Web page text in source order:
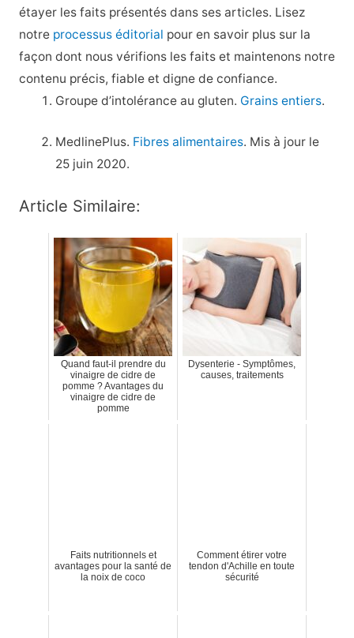
étayer les faits présentés dans ses articles. Lisez
notre processus éditorial pour en savoir plus sur la
façon dont nous vérifions les faits et maintenons notre
contenu précis, fiable et digne de confiance.
Groupe d’intolérance au gluten. Grains entiers.
MedlinePlus. Fibres alimentaires. Mis à jour le
25 juin 2020.
Article Similaire:
Quand faut-il prendre du
vinaigre de cidre de
pomme ? Avantages du
vinaigre de cidre de
pomme
Dysenterie - Symptômes,
causes, traitements
Faits nutritionnels et
avantages pour la santé de
la noix de coco
Comment étirer votre
tendon d'Achille en toute
sécurité